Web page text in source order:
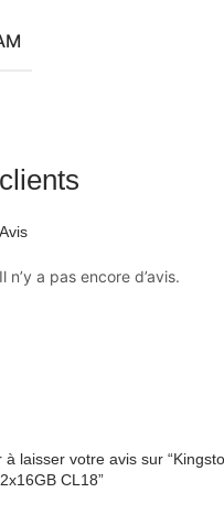
Avis
Il n’y a pas encore d’avis.
laisser votre avis sur
CL18”